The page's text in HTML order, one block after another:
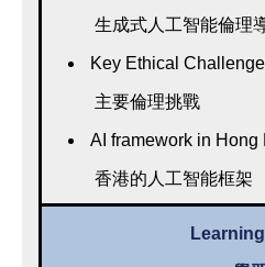
生成式人工智能倫理
Key Ethical
主要倫理挑戰
AI framework in Hong
香港的人工智能框架